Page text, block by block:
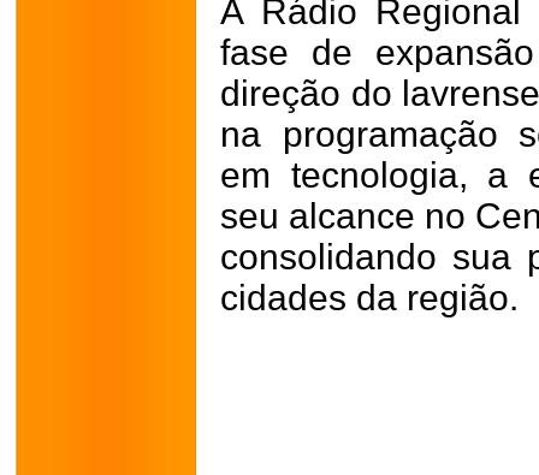
A Rádio
fase de
direção do
na programação
em tecnologia, a
seu alcance no
consolidando sua
cidades da região.